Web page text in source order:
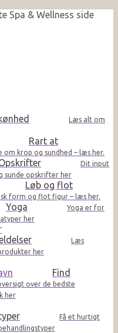
Spa & Wellness side
Læs alt om
Rart at
om krop og sundhed – læs her.
Dit input
sunde opskrifter her
Løb og flot
form og flot figur – læs her.
Yoga
Yoga er for
her
Læs
her
Find
over de bedste
her
Få et hurtigt